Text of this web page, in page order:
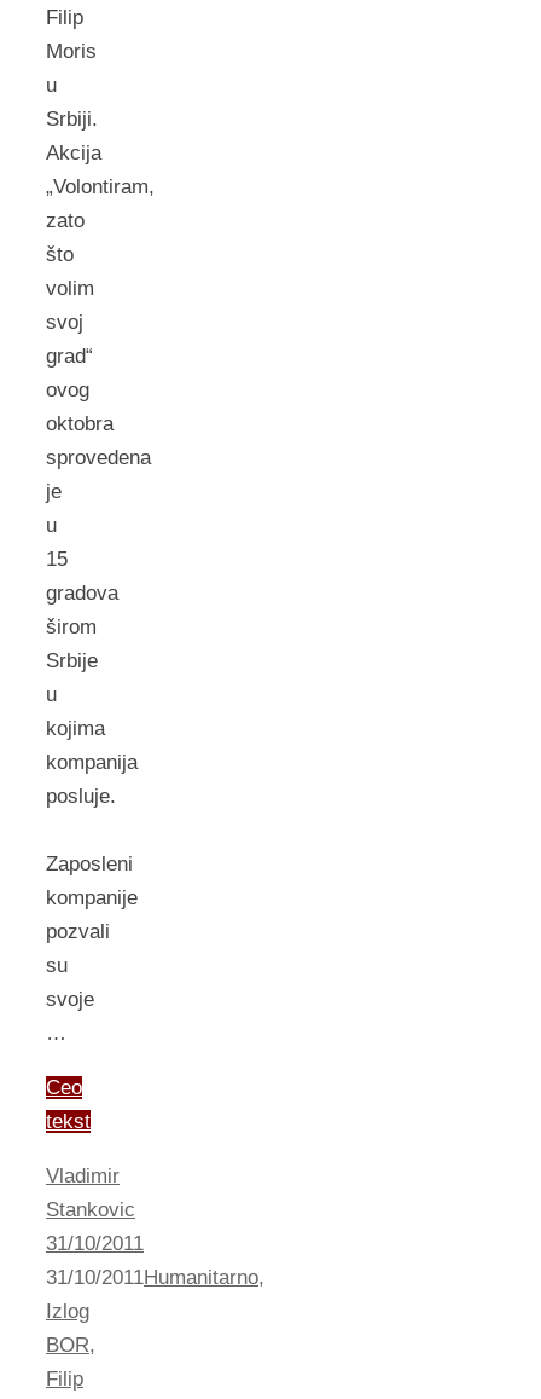
Filip
Moris
u
Srbiji.
Akcijа
„Volontirаm,
zаto
što
volim
svoj
grаd“
ovog
oktobrа
sprovedenа
je
u
15
grаdovа
širom
Srbije
u
kojimа
kompаnijа
posluje.
Zаposleni
kompаnije
pozvаli
su
svoje
…
Ceo
tekst
Vladimir
Stankovic
31/10/2011
31/10/2011Humanitarno,
Izlog
BOR,
Filip